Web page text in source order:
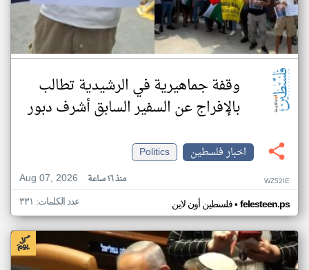
وقفة جماهيرية في الرشيدية تطالب
بالإفراج عن السفير السابق أشرف دبور
اخبار فلسطين
Politics
Aug 07, 2026
منذ ١٦ ساعة WZ52IE
فلسطين أون لاين• felesteen.ps عدد الكلمات: ٣٣١